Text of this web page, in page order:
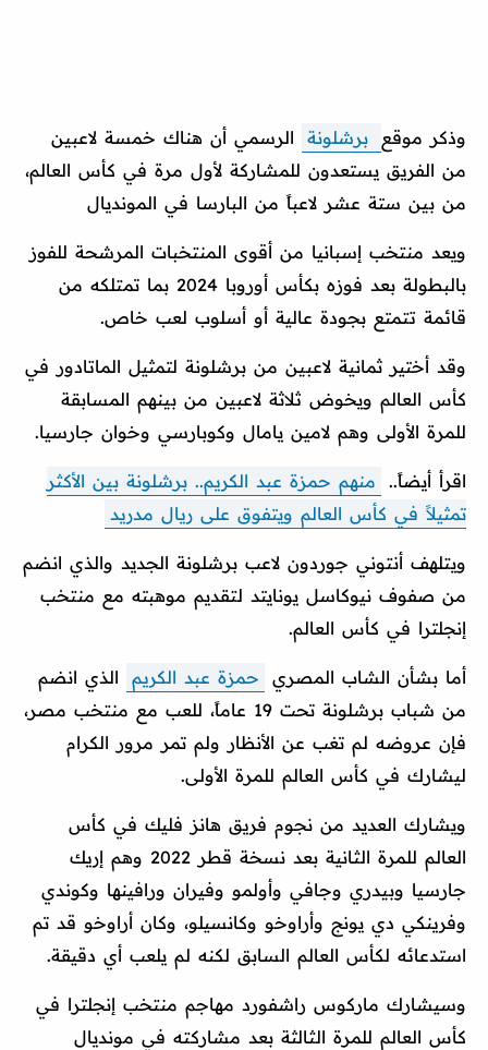
وذكر موقع برشلونة
الرسمي أن هناك خمسة لاعبين
من الفريق يستعدون للمشاركة لأول مرة في كأس العالم،
من بين ستة عشر لاعباً من البارسا في المونديال
ويعد منتخب إسبانيا من أقوى المنتخبات المرشحة للفوز
بالبطولة بعد فوزه بكأس أوروبا 2024 بما تمتلكه من
قائمة تتمتع بجودة عالية أو أسلوب لعب خاص.
وقد أختير ثمانية لاعبين من برشلونة لتمثيل الماتادور في
كأس العالم ويخوض ثلاثة لاعبين من بينهم المسابقة
للمرة الأولى وهم لامين يامال وكوبارسي وخوان جارسيا.
اقرأ أيضاً..
منهم حمزة عبد الكريم.. برشلونة بين الأكثر
تمثيلاً في كأس العالم ويتفوق على ريال مدريد
ويتلهف أنتوني جوردون لاعب برشلونة الجديد والذي انضم
من صفوف نيوكاسل يونايتد لتقديم موهبته مع منتخب
إنجلترا في كأس العالم.
أما بشأن الشاب المصري حمزة عبد الكريم
الذي انضم
من شباب برشلونة تحت 19 عاماً، للعب مع منتخب مصر،
فإن عروضه لم تغب عن الأنظار ولم تمر مرور الكرام
ليشارك في كأس العالم للمرة الأولى.
ويشارك العديد من نجوم فريق هانز فليك في كأس
العالم للمرة الثانية بعد نسخة قطر 2022 وهم إريك
جارسيا وبيدري وجافي وأولمو وفيران ورافينها وكوندي
وفرينكي دي يونج وأراوخو وكانسيلو، وكان أراوخو قد تم
استدعائه لكأس العالم السابق لكنه لم يلعب أي دقيقة.
وسيشارك ماركوس راشفورد مهاجم منتخب إنجلترا في
كأس العالم للمرة الثالثة بعد مشاركته في مونديال